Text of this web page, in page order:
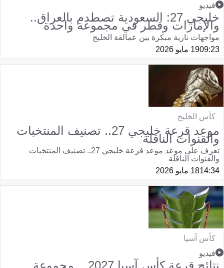
فيديو
خليجي 27: السعودية تصطدم بالعراق..
والإمارات وقطر في مجموعة واحدة
مواجهات نارية مبكرة بين عمالقة الخليج
09:2319 مايو 2026
كأس الخليج
موعد قرعة خليجي 27.. تصنيف المنتخبات
والقنوات الناقلة
تعرف على موعد موعد قرعة خليجي 27.. تصنيف المنتخبات
والقنوات الناقلة
14:3418 مايو 2026
كأس آسيا
فيديو
نتائج قرعة كأس آسيا 2027 .. مجموعة